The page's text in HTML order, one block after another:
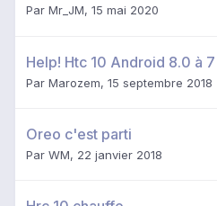
Par Mr_JM, 15 mai 2020
Help! Htc 10 Android 8.0 à 7
Par Marozem, 15 septembre 2018
Oreo c'est parti
Par WM, 22 janvier 2018